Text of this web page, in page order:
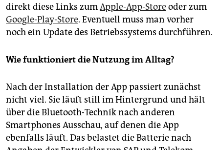
direkt diese Links zumApple-App-Storeoder zum
Google-Play-Store. Eventuell muss man vorher
noch ein Update des Betriebssystems durchführen.
Wie funktioniert die Nutzung im Alltag?
Nach der Installation der App passiert zunächst
nicht viel. Sie läuft still im Hintergrund und hält
über die Bluetooth-Technik nach anderen
Smartphones Ausschau, auf denen die App
ebenfalls läuft. Das belastet die Batterie nach